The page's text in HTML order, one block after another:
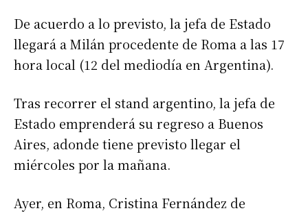
De acuerdo a lo previsto, la jefa de Estado
llegará a Milán procedente de Roma a las 17
hora local (12 del mediodía en Argentina).
Tras recorrer el stand argentino, la jefa de
Estado emprenderá su regreso a Buenos
Aires, adonde tiene previsto llegar el
miércoles por la mañana.
Ayer, en Roma, Cristina Fernández de